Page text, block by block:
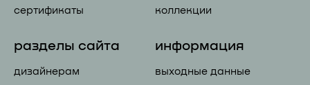
сертификаты коллекции
разделы сайта
дизайнерам
информация
выходные данные